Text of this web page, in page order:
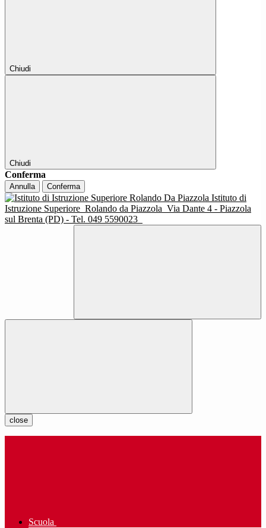
Chiudi
Chiudi
Conferma
Annulla Conferma
Istituto di
Istruzione Superiore Rolando da Piazzola Via Dante 4 - Piazzola
sul Brenta (PD) - Tel. 049 5590023
close
Scuola